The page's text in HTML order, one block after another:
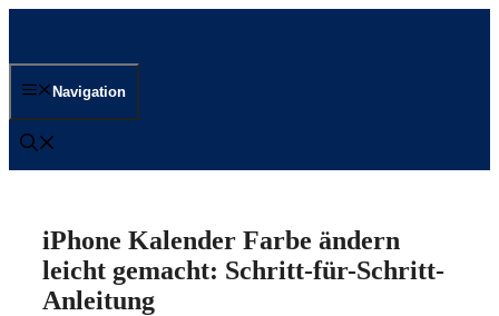
Navigation
iPhone Kalender Farbe ändern
leicht gemacht: Schritt-für-Schritt-
Anleitung